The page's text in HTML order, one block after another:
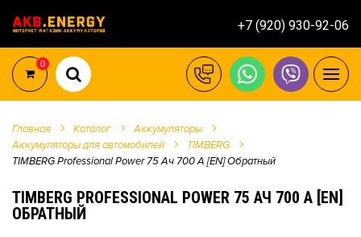
+7 (920) 930-92-06
0
Главная Каталог
Аккумуляторы
Аккумуляторы для автомобилей
TIMBERG
TIMBERG Professional Power 75 Ач 700 А [EN] Обратный
TIMBERG PROFESSIONAL POWER 75 АЧ 700 А [EN]
ОБРАТНЫЙ